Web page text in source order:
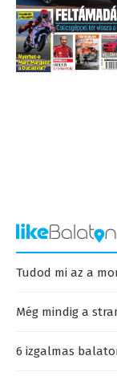
Tudod mi az a
Még mindig a
6 izgalmas